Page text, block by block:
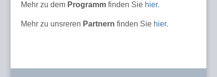
Mehr zu dem Programmfinden Sie hier.
Mehr zu unsreren Partnern finden Sie hier.